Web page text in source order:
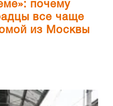
почему
все чаще
из Москвы